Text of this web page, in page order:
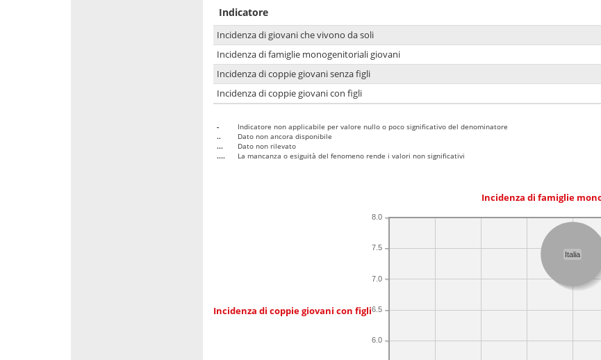
Indicatore
Incidenza di giovani che vivono da soli
Incidenza di famiglie monogenitoriali giovani
Incidenza di coppie giovani senza figli
Incidenza di coppie giovani con figli
-
Indicatore non applicabile per valore nullo o poco significativo del denominatore
..
Dato non ancora disponibile
...
Dato non rilevato
....
La mancanza o esiguità del fenomeno rende i valori non significativi
Incidenza di famiglie
Incidenza di coppie giovani con figli
6.0
6.5
7.0
7.5
8.0
Italia